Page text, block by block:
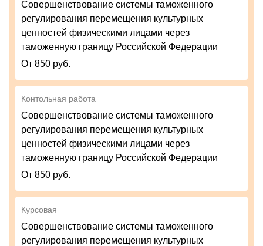
Совершенствование системы таможенного
регулирования перемещения культурных
ценностей физическими лицами через
таможенную границу Российской Федерации
От 850 руб.
Контольная работа
Совершенствование системы таможенного
регулирования перемещения культурных
ценностей физическими лицами через
таможенную границу Российской Федерации
От 850 руб.
Курсовая
Совершенствование системы таможенного
регулирования перемещения культурных